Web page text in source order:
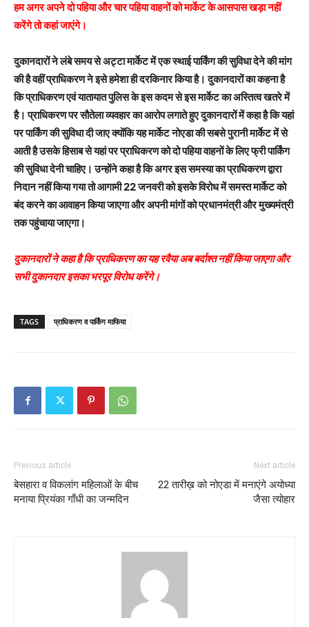
हम अगर अपने दो पहिया और चार पहिया वाहनों को मार्केट के आसपास खड़ा नहीं
करेंगे तो कहां जाएंगे।
दुकानदारों ने लंबे समय से अट्टा मार्केट में एक स्थाई पार्किंग की सुविधा देने की मांग
की है वहीं प्राधिकरण ने इसे हमेशा ही दरकिनार किया है। दुकानदारों का कहना है
कि प्राधिकरण एवं यातायात पुलिस के इस कदम से इस मार्केट का अस्तित्व खतरे में
है। प्राधिकरण पर सौतेला व्यवहार का आरोप लगाते हुए दुकानदारों में कहा है कि यहां
पर पार्किंग की सुविधा दी जाए क्योंकि यह मार्केट नोएडा की सबसे पुरानी मार्केट में से
आती है उसके हिसाब से यहां पर प्राधिकरण को दो पहिया वाहनों के लिए फ्री पार्किंग
की सुविधा देनी चाहिए। उन्होंने कहा है कि अगर इस समस्या का प्राधिकरण द्वारा
निदान नहीं किया गया तो आगामी 22 जनवरी को इसके विरोध में समस्त मार्केट को
बंद करने का आवाहन किया जाएगा और अपनी मांगों को प्रधानमंत्री और मुख्यमंत्री
तक पहुंचाया जाएगा।
दुकानदारों ने कहा है कि प्राधिकरण का यह रवैया अब बर्दाश्त नहीं किया जाएगा और
सभी दुकानदार इसका भरपूर विरोध करेंगे।
TAGS प्राधिकरण व पार्किंग माफिया
Previous article
बेसहारा व विकलांग महिलाओं के बीच
मनाया प्रियंका गाँधी का जन्मदिन
Next article
22 तारीख़ को नोएडा में मनाएंगे अयोध्या
जैसा त्योहार